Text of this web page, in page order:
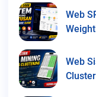
Web
Web